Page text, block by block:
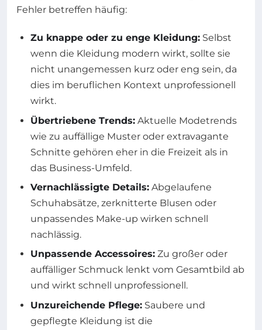
Fehler betreffen häufig:
Zu knappe oder zu enge Kleidung: Selbst
wenn die Kleidung modern wirkt, sollte sie
nicht unangemessen kurz oder eng sein, da
dies im beruflichen Kontext unprofessionell
wirkt.
Übertriebene Trends: Aktuelle Modetrends
wie zu auffällige Muster oder extravagante
Schnitte gehören eher in die Freizeit als in
das Business-Umfeld.
Vernachlässigte Details: Abgelaufene
Schuhabsätze, zerknitterte Blusen oder
unpassendes Make-up wirken schnell
nachlässig.
Unpassende Accessoires: Zu großer oder
auffälliger Schmuck lenkt vom Gesamtbild ab
und wirkt schnell unprofessionell.
Unzureichende Pflege: Saubere und
gepflegte Kleidung ist die